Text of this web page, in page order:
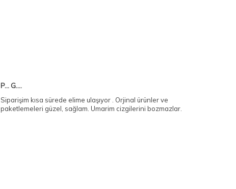
P... G....
Siparişim kısa sürede elime ulaşıyor . Orjinal ürünler ve
paketlemeleri güzel, sağlam. Umarim cizgilerini bozmazlar.